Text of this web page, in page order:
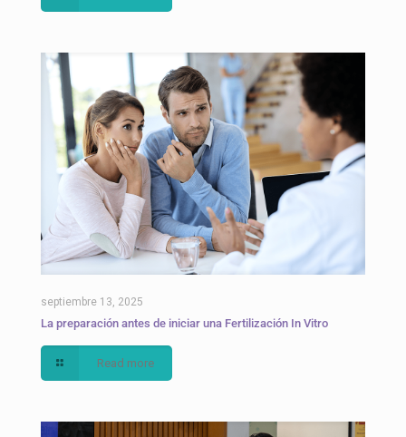
septiembre 13, 2025
La preparación antes de iniciar una Fertilización In Vitro
Read more